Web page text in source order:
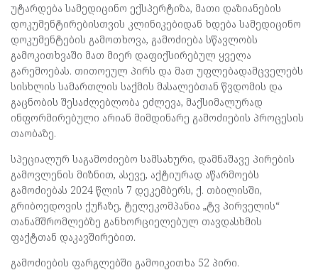
უტარდება სამედიცინო ექსპერტიზა, მათი დაზიანების
დოკუმენტირებისთვის კლინიკებიდან ხდება სამედიცინო
დოკუმენტების გამოთხოვა, გამოძიება სწავლობს
გამოკითხვაში მათ მიერ დაფიქსირებულ ყველა
გარემოებას. თითოეულ პირს და მათ უფლებადამცველებს
სისხლის სამართლის საქმის მასალებთან წვდომის და
გაცნობის შესაძლებლობა ეძლევა, მაქსიმალურად
ინფორმირებული არიან მიმდინარე გამოძიების პროცესის
თაობაზე.
სპეციალურ საგამოძიებო სამსახური, დამნაშავე პირების
გამოვლენის მიზნით, ასევე, აქტიურად აწარმოებს
გამოძიებას 2024 წლის 7 დეკემბერს, ქ. თბილისში,
გრიბოედოვის ქუჩაზე, ტელეკომპანია „ტვ პირველის“
თანამშრომლებზე განხორციელებულ თავდასხმის
ფაქტთან დაკავშირებით.
გამოძიების ფარგლებში გამოიკითხა 52 პირი.